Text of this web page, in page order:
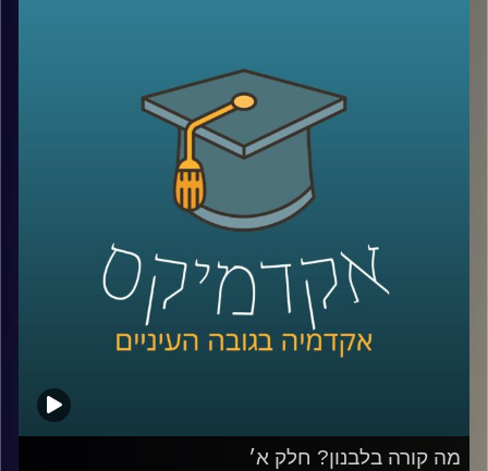
את עצמו כאגודת צדקה ללא מטרות רווח ומאחסן בתוכו את כל
הפעילות הכלכלית של חיזבאללה
שוב איתנו ד״ר חיים קורן, בית ספר לאודר לממשל, דיפלומטיה
ואסטרטגיה, אוניברסיטת רייכמן.
לשעבר שגריר ישראל הראשון לדרום סודאן ומצרים.
*הפרק הוקלט לפני התעצמות הלחימה אך מאוד רלוונטי כדי
להבין באמת איך הגענו למצב שבו אנחנו היום
קרדיט תמונות:AudioVersity
מה קורה בלבנון? חלק א׳